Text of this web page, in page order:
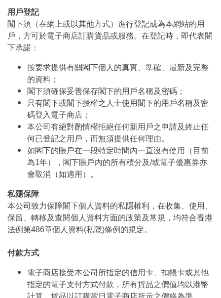
用戶登記
閣下須（在網上或以其他方式）進行登記成為本網站的用
戶，方可於電子商店訂購貨品或服務。在登記時，即代表閣
下承諾：
按要求提供有關閣下個人的真實、準確、最新及完整
的資料；
閣下須確保妥善保存閣下的用戶名稱及密碼；
只有閣下或閣下授權之人士使用閣下的用戶名稱及密
碼登入電子商店；
本公司有絕對酌情權拒絕任何新用戶之申請及終止任
何已登記之用戶，而無須提供任何理由。
如閣下的賬戶在一段特定時間內一直沒有使用（目前
為1年），閣下賬戶內的所有積分及/或電子優惠券亦
會取消（如適用）。
私隱保障
本公司致力保障閣下個人資料的私隱權利，在收集、使用、
保留、轉移及查閱個人資料方面的政策及常規，均符合香港
法例第486章個人資料(私隱)條例的規定。
付款方式
電子商店接受本公司所指定的信用卡、扣帳卡或其他
指定的電子支付方式付款，所有貨品之價值均以港幣
計算。貨品以訂購當日電子商店所示之價格為準。